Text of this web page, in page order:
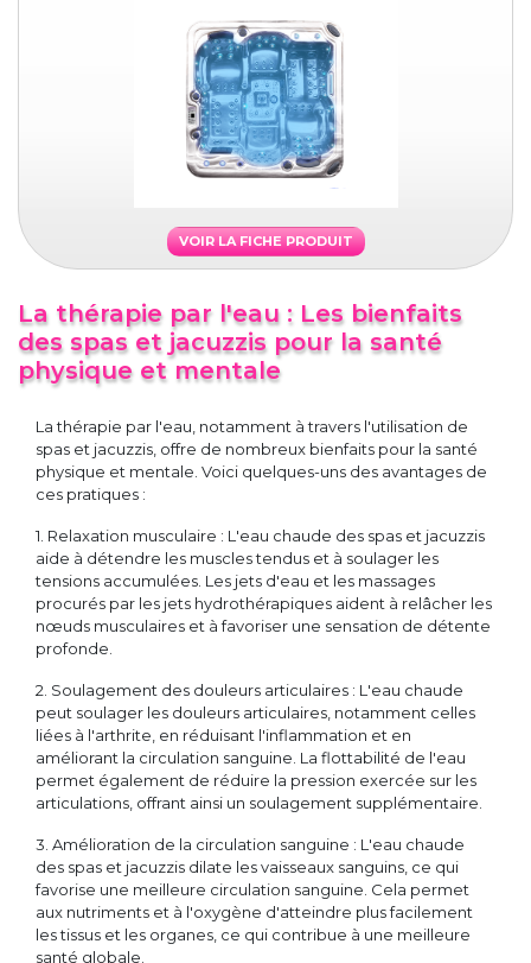
VOIR LA FICHE PRODUIT
La thérapie par l'eau : Les bienfaits
des spas et jacuzzis pour la santé
physique et mentale
La thérapie par l'eau, notamment à travers l'utilisation de
spas et jacuzzis, offre de nombreux bienfaits pour la santé
physique et mentale. Voici quelques-uns des avantages de
ces pratiques :
1. Relaxation musculaire : L'eau chaude des spas et jacuzzis
aide à détendre les muscles tendus et à soulager les
tensions accumulées. Les jets d'eau et les massages
procurés par les jets hydrothérapiques aident à relâcher les
nœuds musculaires et à favoriser une sensation de détente
profonde.
2. Soulagement des douleurs articulaires : L'eau chaude
peut soulager les douleurs articulaires, notamment celles
liées à l'arthrite, en réduisant l'inflammation et en
améliorant la circulation sanguine. La flottabilité de l'eau
permet également de réduire la pression exercée sur les
articulations, offrant ainsi un soulagement supplémentaire.
3. Amélioration de la circulation sanguine : L'eau chaude
des spas et jacuzzis dilate les vaisseaux sanguins, ce qui
favorise une meilleure circulation sanguine. Cela permet
aux nutriments et à l'oxygène d'atteindre plus facilement
les tissus et les organes, ce qui contribue à une meilleure
santé globale.